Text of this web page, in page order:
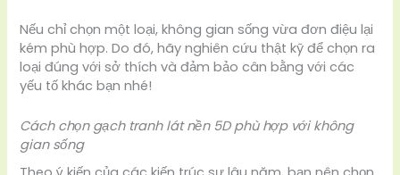
Nếu chỉ chọn một loại, không gian sống vừa đơn điệu lại
kém phù hợp. Do đó, hãy nghiên cứu thật kỹ để chọn ra
loại đúng với sở thích và đảm bảo cân bằng với các
yếu tố khác bạn nhé!
Cách chọn gạch tranh lát nền 5D phù hợp với không
gian sống